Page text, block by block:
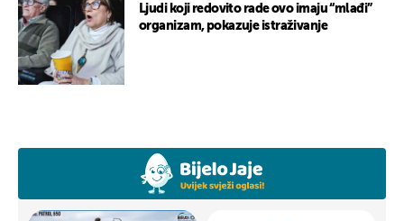
Ljudi koji redovito rade ovo imaju “mlađi”
organizam, pokazuje istraživanje